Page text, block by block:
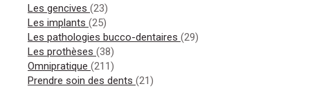
Les gencives (23)
Les implants (25)
Les pathologies bucco-dentaires (29)
Les prothèses (38)
Omnipratique (211)
Prendre soin des dents (21)